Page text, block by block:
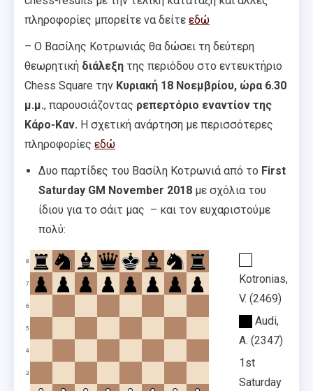
πληροφορίες μπορείτε να δείτε εδώ
– Ο Βασίλης Κοτρωνιάς θα δώσει τη δεύτερη
θεωρητική διάλεξη της περιόδου στο εντευκτήριο
Chess Square την Κυριακή 18 Νοεμβρίου, ώρα 6.30
μ.μ., παρουσιάζοντας ρεπερτόριο εναντίον της
Κάρο-Καν. Η σχετική ανάρτηση με περισσότερες
πληροφορίες εδώ
Δυο παρτίδες του Βασίλη Κοτρωνιά από το First
Saturday GM November 2018 με σχόλια του
ίδιου για το σάιτ μας – και τον ευχαριστούμε
πολύ:
3
4
5
6
7
8
Kotronias,
V. 2469
Audi,
A. 2347
1st
Saturday